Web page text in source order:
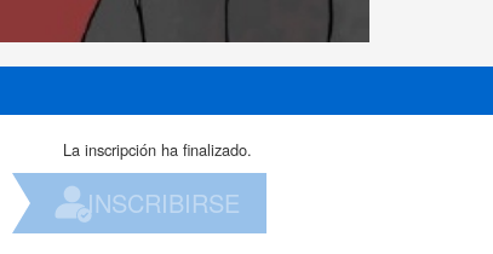
La inscripción ha finalizado.
INSCRIBIRSE